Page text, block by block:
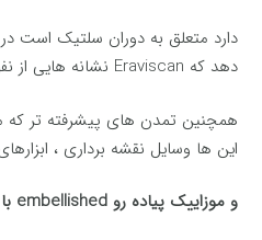
دارد متعلق به دوران سلتیک است
دهد که Eraviscan نشانه هایی از نفوذ سبک روم است.
همچنین تمدن های پیشرفته تر که
این ها وسایل نقشه برداری ،
و موزاییک پیاده رو embellished با صحنه های زنده از ؛